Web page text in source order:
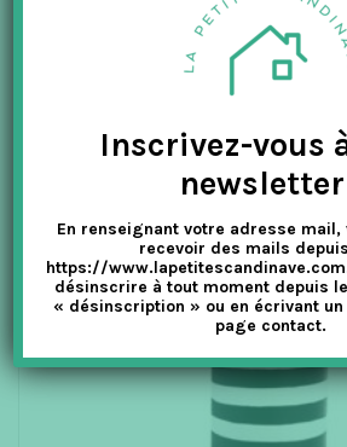
VOUS AIMEREZ
Inscrivez-vous
En renseignant votre adresse mail,
recevoir des mails
https://
désinscrire à tout moment depuis
« désinscription » ou en écrivant
page contact.